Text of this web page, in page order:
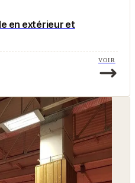
en extérieur et
VOIR